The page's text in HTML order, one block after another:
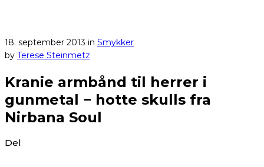
18. september 2013 in Smykker
by Terese Steinmetz
Kranie armbånd til herrer i
gunmetal − hotte skulls fra
Nirbana Soul
Del